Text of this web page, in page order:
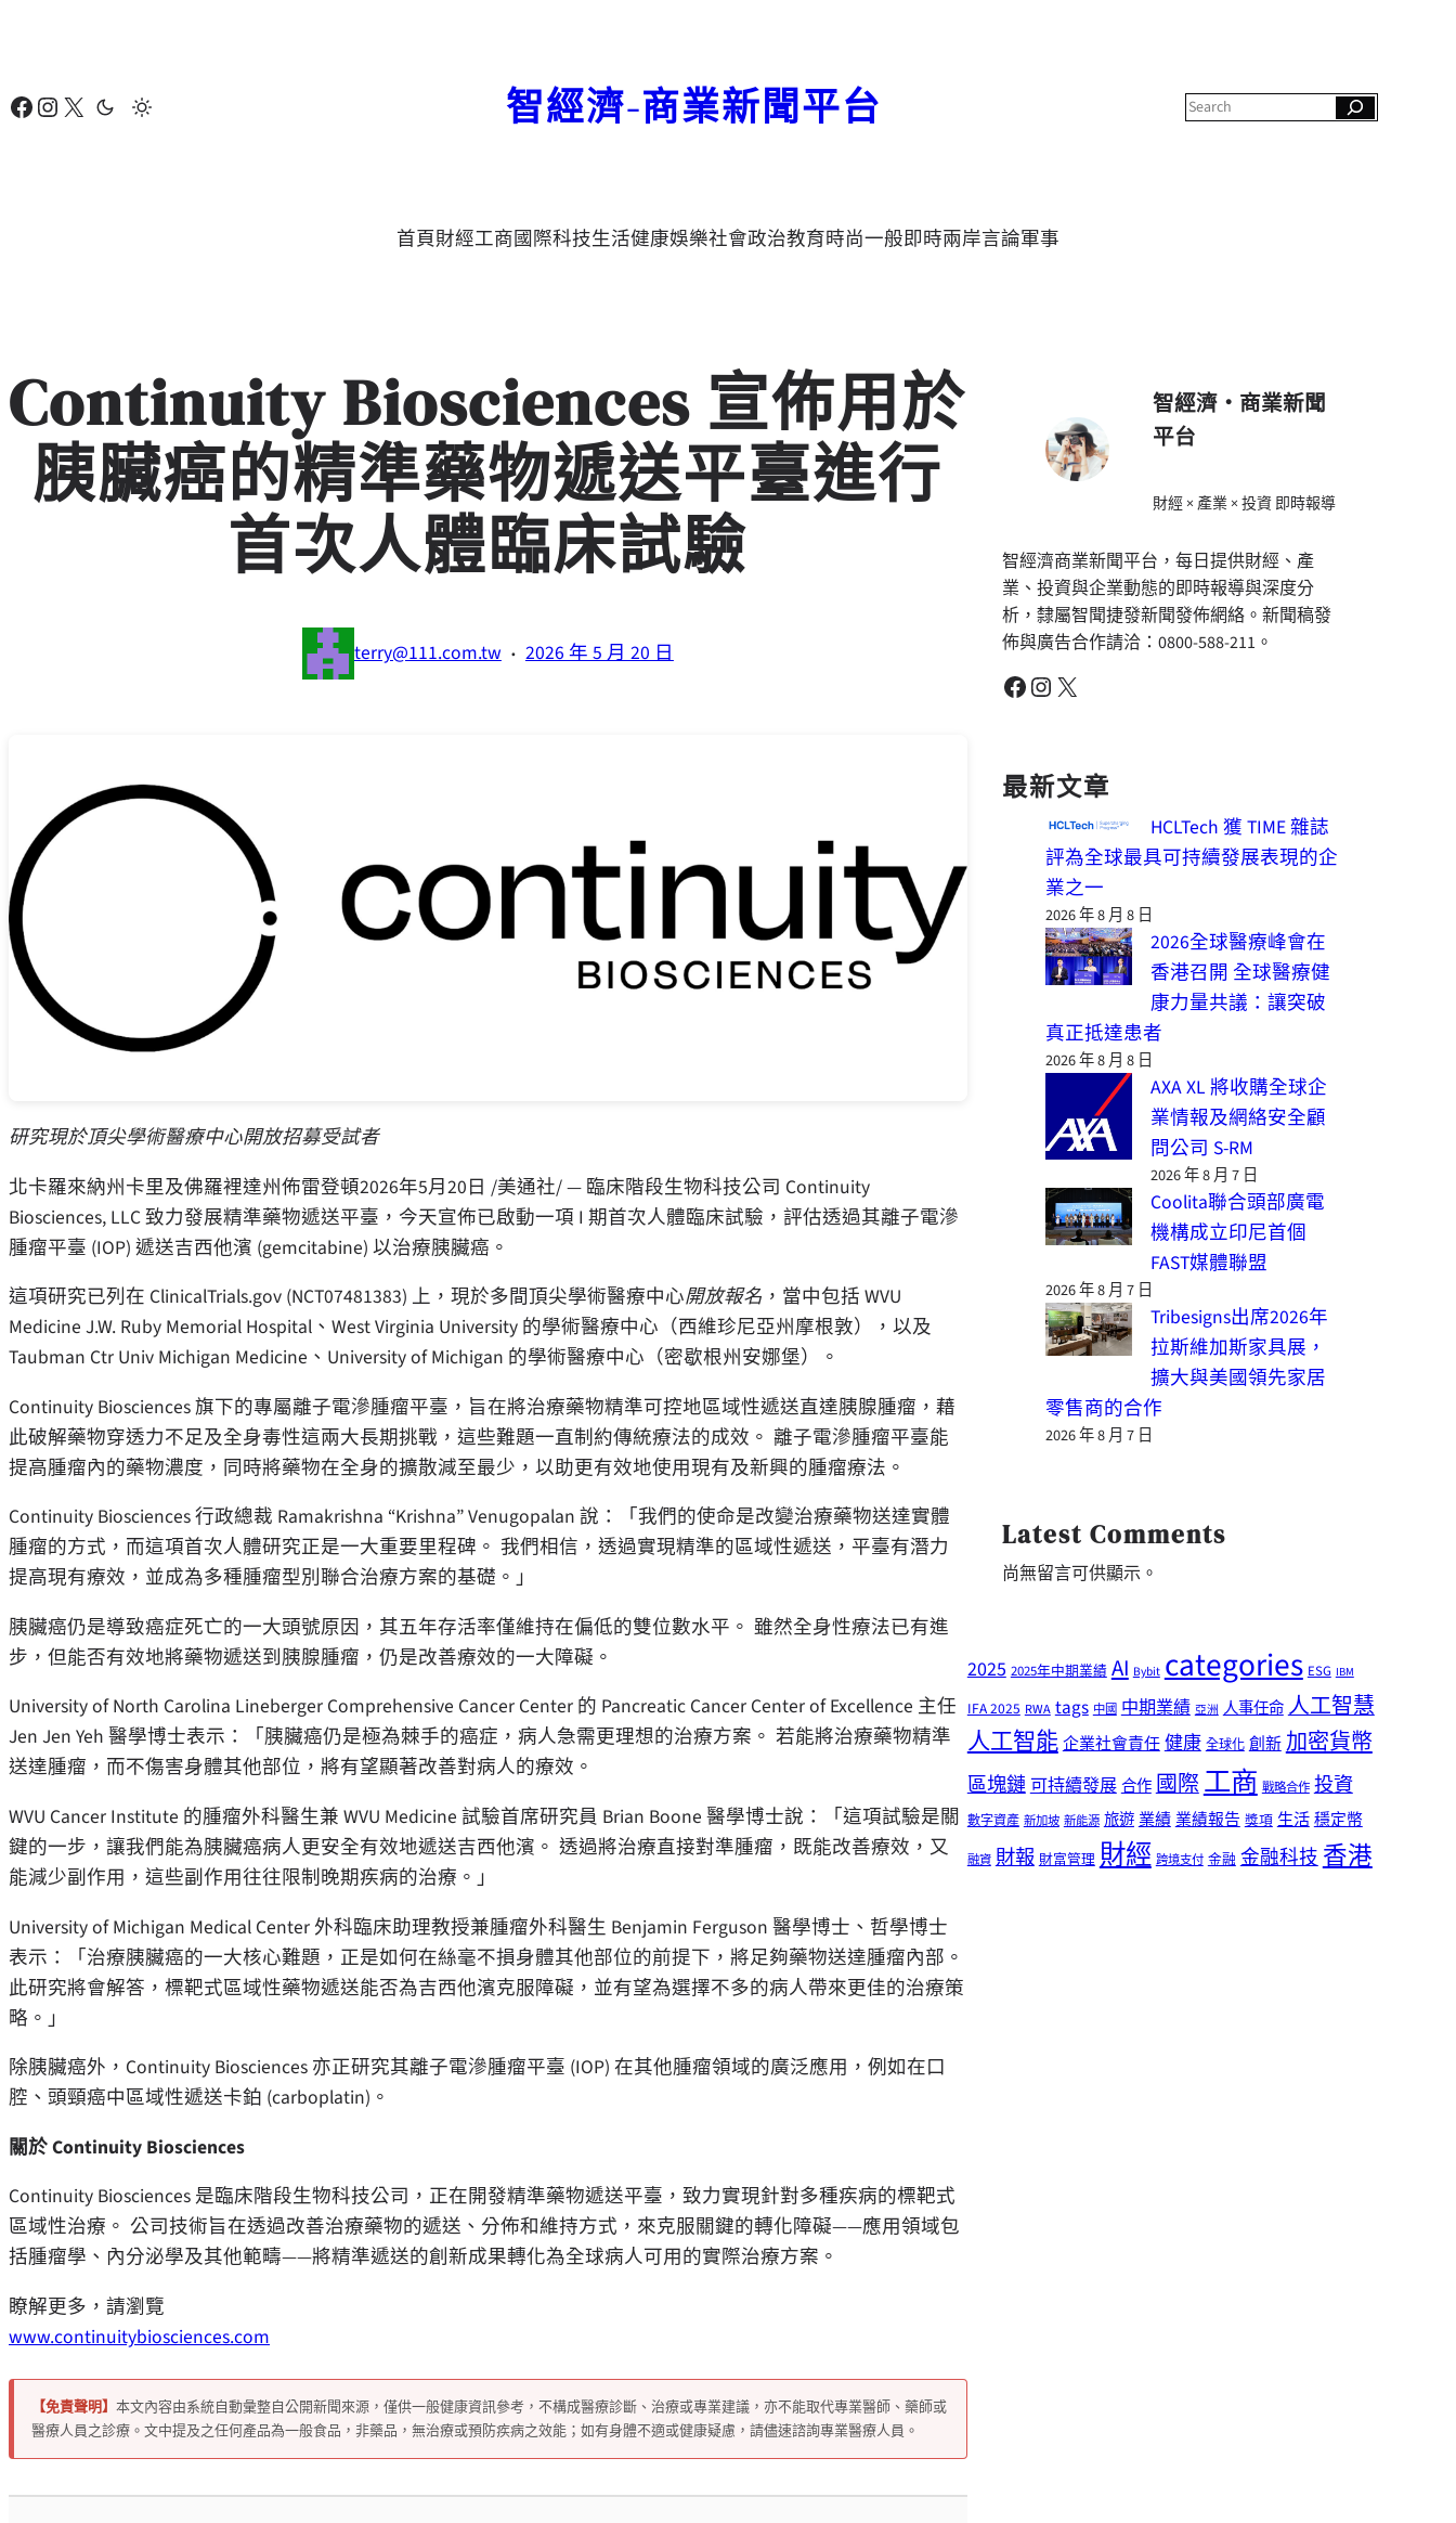
要
Facebook Instagram X 智經濟-商業新聞平台
c
首頁財經工商國際科技生活健康娛樂社會政治教育時尚一般即時兩岸言論軍事
Continuity Biosciences 宣佈用於
胰臟癌的精準藥物遞送平臺進行
首次人體臨床試驗
terry@111.com.tw · 2026 年 5 月 20 日
研究現於頂尖學術醫療中心開放招募受試者
北卡羅來納州卡里及佛羅裡達州佈雷登頓2026年5月20日 /美通社/ — 臨床階段生物科技公司 Continuity
Biosciences, LLC 致力發展精準藥物遞送平臺，今天宣佈已啟動一項 I 期首次人體臨床試驗，評估透過其離子電滲
腫瘤平臺 (IOP) 遞送吉西他濱 (gemcitabine) 以治療胰臟癌。
這項研究已列在 ClinicalTrials.gov (NCT07481383) 上，現於多間頂尖學術醫療中心開放報名 ，當中包括 WVU
Medicine J.W. Ruby Memorial Hospital、West Virginia University 的學術醫療中心（西維珍尼亞州摩根敦），以及
Taubman Ctr Univ Michigan Medicine、University of Michigan 的學術醫療中心（密歇根州安娜堡）。
Continuity Biosciences 旗下的專屬離子電滲腫瘤平臺，旨在將治療藥物精準可控地區域性遞送直達胰腺腫瘤，藉
此破解藥物穿透力不足及全身毒性這兩大長期挑戰，這些難題一直制約傳統療法的成效。 離子電滲腫瘤平臺能
提高腫瘤內的藥物濃度，同時將藥物在全身的擴散減至最少，以助更有效地使用現有及新興的腫瘤療法。
Continuity Biosciences 行政總裁 Ramakrishna “Krishna” Venugopalan 說：「我們的使命是改變治療藥物送達實體
腫瘤的方式，而這項首次人體研究正是一大重要里程碑。 我們相信，透過實現精準的區域性遞送，平臺有潛力
提高現有療效，並成為多種腫瘤型別聯合治療方案的基礎。」
胰臟癌仍是導致癌症死亡的一大頭號原因，其五年存活率僅維持在偏低的雙位數水平。 雖然全身性療法已有進
步，但能否有效地將藥物遞送到胰腺腫瘤，仍是改善療效的一大障礙。
University of North Carolina Lineberger Comprehensive Cancer Center 的 Pancreatic Cancer Center of Excellence 主任
Jen Jen Yeh 醫學博士表示：「胰臟癌仍是極為棘手的癌症，病人急需更理想的治療方案。 若能將治療藥物精準
送達腫瘤，而不傷害身體其他部位，將有望顯著改善對病人的療效。
WVU Cancer Institute 的腫瘤外科醫生兼 WVU Medicine 試驗首席研究員 Brian Boone 醫學博士說：「這項試驗是關
鍵的一步，讓我們能為胰臟癌病人更安全有效地遞送吉西他濱。 透過將治療直接對準腫瘤，既能改善療效，又
能減少副作用，這些副作用往往限制晚期疾病的治療。」
University of Michigan Medical Center 外科臨床助理教授兼腫瘤外科醫生 Benjamin Ferguson 醫學博士、哲學博士
表示：「治療胰臟癌的一大核心難題，正是如何在絲毫不損身體其他部位的前提下，將足夠藥物送達腫瘤內部。
此研究將會解答，標靶式區域性藥物遞送能否為吉西他濱克服障礙，並有望為選擇不多的病人帶來更佳的治療策
略。」
除胰臟癌外，Continuity Biosciences 亦正研究其離子電滲腫瘤平臺 (IOP) 在其他腫瘤領域的廣泛應用，例如在口
腔、頭頸癌中區域性遞送卡鉑 (carboplatin)。
關於 Continuity Biosciences
Continuity Biosciences 是臨床階段生物科技公司，正在開發精準藥物遞送平臺，致力實現針對多種疾病的標靶式
區域性治療。 公司技術旨在透過改善治療藥物的遞送、分佈和維持方式，來克服關鍵的轉化障礙——應用領域包
括腫瘤學、內分泌學及其他範疇——將精準遞送的創新成果轉化為全球病人可用的實際治療方案。
瞭解更多，請瀏覽
www.continuitybiosciences.com
【免責聲明】 本文內容由系統自動彙整自公開新聞來源，僅供一般健康資訊參考，不構成醫療診斷、治療或專業建議，亦不能取代專業醫師、藥師或
醫療人員之診療。文中提及之任何產品為一般食品，非藥品，無治療或預防疾病之效能；如有身體不適或健康疑慮，請儘速諮詢專業醫療人員。
智經濟・商業新聞
平台
財經 × 產業 × 投資 即時報導
智經濟商業新聞平台，每日提供財經、產
業、投資與企業動態的即時報導與深度分
析，隸屬智聞捷發新聞發佈網絡。新聞稿發
佈與廣告合作請洽：0800-588-211。
Facebook Instagram X
最新文章
HCLTech 獲 TIME 雜誌
評為全球最具可持續發展表現的企
業之一
2026 年 8 月 8 日
2026全球醫療峰會在
香港召開 全球醫療健
康力量共議：讓突破
真正抵達患者
2026 年 8 月 8 日
AXA XL 將收購全球企
業情報及網絡安全顧
問公司 S-RM
2026 年 8 月 7 日
Coolita聯合頭部廣電
機構成立印尼首個
FAST媒體聯盟
2026 年 8 月 7 日
Tribesigns出席2026年
拉斯維加斯家具展，
擴大與美國領先家居
零售商的合作
2026 年 8 月 7 日
Latest Comments
尚無留言可供顯示。
2025 2025年中期業績 AI Bybit categories ESG IBM
IFA 2025 RWA tags 中國 中期業績 亞洲 人事任命人工智慧
人工智能企業社會責任健康 全球化 創新 加密貨幣
區塊鏈可持續發展合作國際工商 戰略合作 投資
數字資產 新加坡 新能源 旅遊業績業績報告 獎項 生活穩定幣
融資 財報 財富管理 財經 跨境支付 金融 金融科技香港